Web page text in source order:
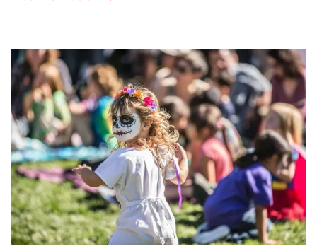
move, make, and connect in celebration of Black culture.